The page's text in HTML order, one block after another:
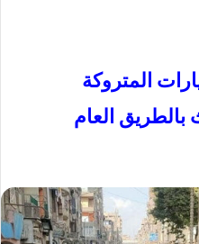
المتروكة
بالطريق العام